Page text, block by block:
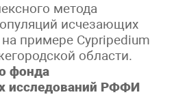
метода
исчезающих
примере Cypripedium
области.
фонда
исследований РФФИ